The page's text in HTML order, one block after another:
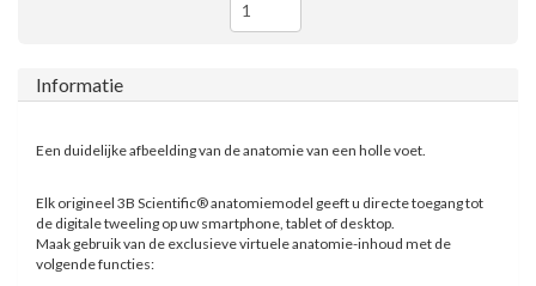
Informatie
Een duidelijke afbeelding van de anatomie van een holle voet.
Elk origineel 3B Scientific® anatomiemodel geeft u directe toegang tot
de digitale tweeling op uw smartphone, tablet of desktop.
Maak gebruik van de exclusieve virtuele anatomie-inhoud met de
volgende functies: